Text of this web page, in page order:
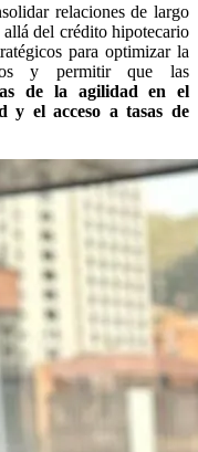
relaciones de largo
del crédito hipotecario
para optimizar la
y permitir que las
de la agilidad en el
y el acceso a tasas de